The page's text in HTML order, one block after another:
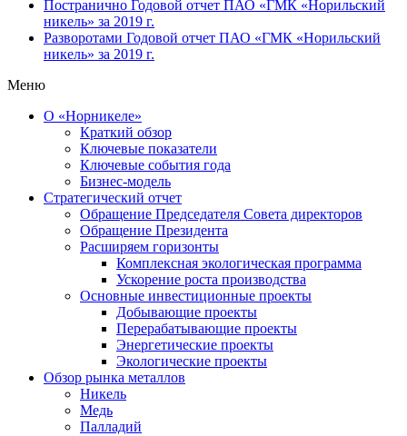
Постранично Годовой отчет ПАО «ГМК «Норильский
никель» за 2019 г.
Разворотами Годовой отчет ПАО «ГМК «Норильский
никель» за 2019 г.
Меню
О «Норникеле»
Краткий обзор
Ключевые показатели
Ключевые события года
Бизнес-модель
Стратегический отчет
Обращение Председателя Совета директоров
Обращение Президента
Расширяем горизонты
Комплексная экологическая программа
Ускорение роста производства
Основные инвестиционные проекты
Добывающие проекты
Перерабатывающие проекты
Энергетические проекты
Экологические проекты
Обзор рынка металлов
Никель
Медь
Палладий